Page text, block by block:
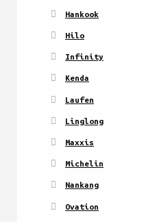
Hankook
Hilo
Infinity
Kenda
Laufen
Linglong
Maxxis
Michelin
Nankang
Ovation